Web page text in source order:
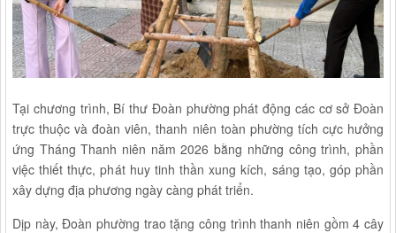
Tại chương trình, Bí thư Đoàn phường phát động các cơ sở Đoàn
trực thuộc và đoàn viên, thanh niên toàn phường tích cực hưởng
ứng Tháng Thanh niên năm 2026 bằng những công trình, phần
việc thiết thực, phát huy tinh thần xung kích, sáng tạo, góp phần
xây dựng địa phương ngày càng phát triển.
Dịp này, Đoàn phường trao tặng công trình thanh niên gồm 4 cây